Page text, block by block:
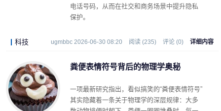
电话号码，从而在社交和商务场景中提升隐私
保护。
科技 ugmbbc 2026-06-30 08:20 阅读 (235) 评论 (0) 详细内容
粪便表情符号背后的物理学奥秘
一项最新研究指出，看似搞笑的“粪便表情符号”
其实隐藏着一条关于物理学的深层规律：大多